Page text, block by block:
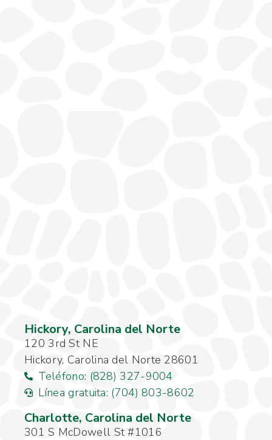
Hickory, Carolina del Norte
120 3rd St NE
Hickory, Carolina del Norte 28601
Teléfono: (828) 327-9004
Línea gratuita: (704) 803-8602
Charlotte, Carolina del Norte
301 S McDowell St #1016